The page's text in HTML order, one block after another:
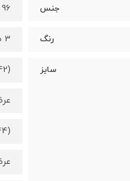
جنس 96 درصد نخ - 4 درصد الستان
رنگ 3 طرح متفاوت (طبق عکس)
سایز
عرض
عرض